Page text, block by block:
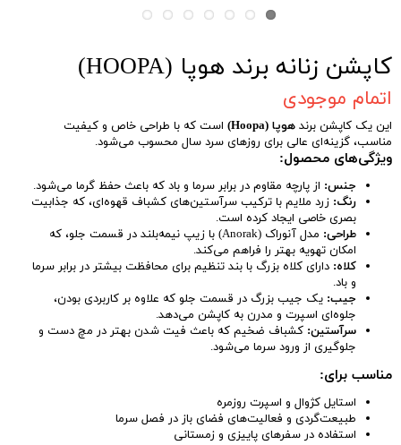
کاپشن زنانه برند هوپا (HOOPA)
اتمام موجودی
این یک کاپشن برندهوپا (Hoopa)
است که با طراحی خاص و کیفیت
مناسب، گزینه‌ای عالی برای روزهای سرد سال محسوب می‌شود.
ویژگی‌های محصول:
جنس: از پارچه مقاوم در برابر سرما و باد که باعث حفظ گرما می‌شود.
رنگ: زرد ملایم با ترکیب سرآستین‌های کشباف قهوه‌ای، که جذابیت
بصری خاصی ایجاد کرده است.
طراحی:
مدل آنوراک (Anorak) با زیپ نیمه‌بلند در قسمت جلو، که
امکان تهویه بهتر را فراهم می‌کند.
کلاه: دارای کلاه بزرگ با بند تنظیم برای محافظت بیشتر در برابر سرما
و باد.
جیب: یک جیب بزرگ در قسمت جلو که علاوه بر کاربردی بودن،
جلوه‌ای اسپرت و مدرن به کاپشن می‌دهد.
سرآستین: کشباف ضخیم که باعث فیت شدن بهتر در مچ دست و
جلوگیری از ورود سرما می‌شود.
مناسب برای:
استایل کژوال و اسپرت روزمره
طبیعت‌گردی و فعالیت‌های فضای باز در فصل سرما
استفاده در سفرهای پاییزی و زمستانی